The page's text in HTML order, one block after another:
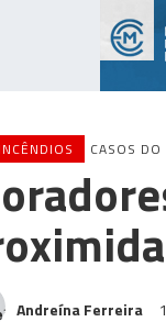
INCÊNDIOS CASOS DO
Andreína Ferreira